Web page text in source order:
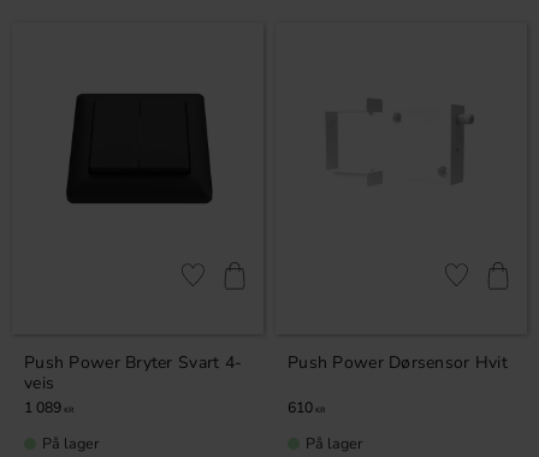
Push Power Bryter Svart 4-
veis
1 089 KR
Lagre som favoritt
På lager
Push Power Dørsensor Hvit
610 KR
Lagre som
På lager